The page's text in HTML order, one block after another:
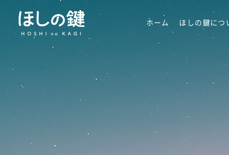
ホーム ほしの鍵につ